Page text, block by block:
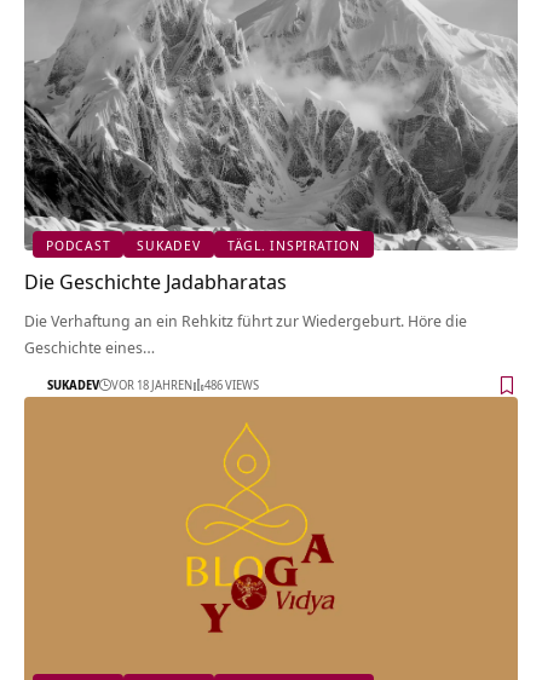
PODCAST SUKADEV TÄGL. INSPIRATION
Die Geschichte Jadabharatas
Die Verhaftung an ein Rehkitz führt zur Wiedergeburt. Höre die
Geschichte eines…
SUKADEV VOR 18 JAHREN 486 VIEWS